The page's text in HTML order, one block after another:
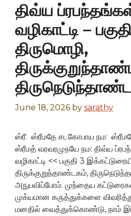
திவ்ய
வழிகாட்டி –
திருமொழி,
June 18, 2026 by sarathy
ஸ்ரீ: ஸ்ரீமதே சடகோபாய நம:
ஸ்ரீமத் வரவரமுநயே நம: திவ்ய
வழிகாட்டி << பகுதி 3
திருக்குறுந்தாண்டகம்,
அநுபவிப்போம். முந்தைய
முக்யமான கருத்துக்களை
மனதில் வைத்துக்கொண்டு, நாம்